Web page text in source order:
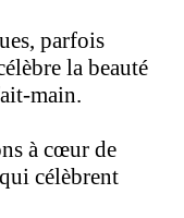
parfois
la beauté
main.
à cœur de
célèbrent